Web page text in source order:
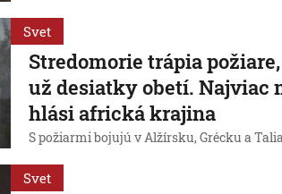
Svet
Stredomorie trápia
už desiatky obetí. Najviac
hlási africká krajina
S požiarmi bojujú v Alžírsku, Grécku a
Svet